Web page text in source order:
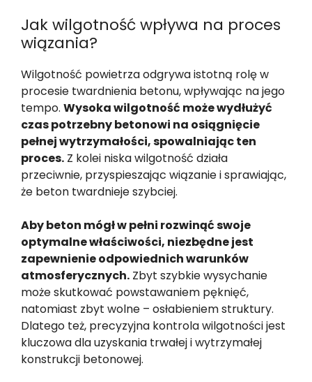
Jak wilgotność wpływa na proces
wiązania?
Wilgotność powietrza odgrywa istotną rolę w
procesie twardnienia betonu, wpływając na jego
tempo. Wysoka wilgotność może wydłużyć
czas potrzebny betonowi na osiągnięcie
pełnej wytrzymałości, spowalniając ten
proces. Z kolei niska wilgotność działa
przeciwnie, przyspieszając wiązanie i sprawiając,
że beton twardnieje szybciej.
Aby beton mógł w pełni rozwinąć swoje
optymalne właściwości, niezbędne jest
zapewnienie odpowiednich warunków
atmosferycznych. Zbyt szybkie wysychanie
może skutkować powstawaniem pęknięć,
natomiast zbyt wolne – osłabieniem struktury.
Dlatego też, precyzyjna kontrola wilgotności jest
kluczowa dla uzyskania trwałej i wytrzymałej
konstrukcji betonowej.